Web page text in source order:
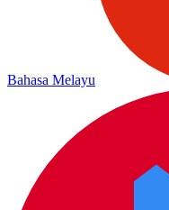
Bahasa Melayu